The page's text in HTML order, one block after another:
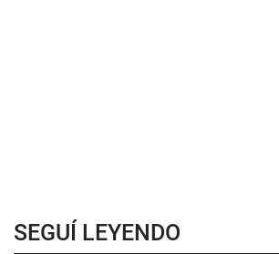
SEGUÍ LEYENDO